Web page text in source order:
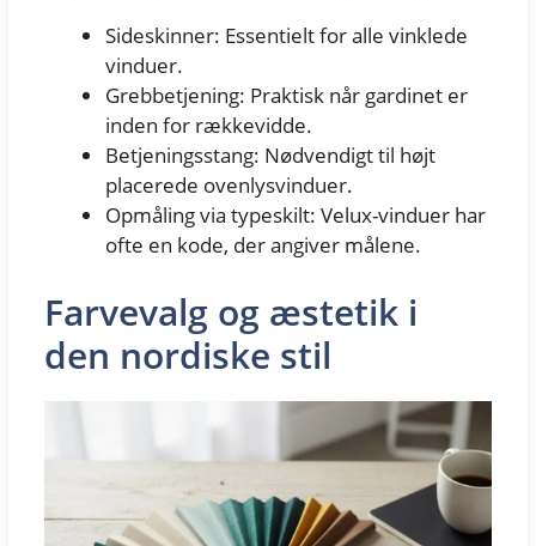
Sideskinner: Essentielt for alle vinklede
vinduer.
Grebbetjening: Praktisk når gardinet er
inden for rækkevidde.
Betjeningsstang: Nødvendigt til højt
placerede ovenlysvinduer.
Opmåling via typeskilt: Velux-vinduer har
ofte en kode, der angiver målene.
Farvevalg og æstetik i
den nordiske stil